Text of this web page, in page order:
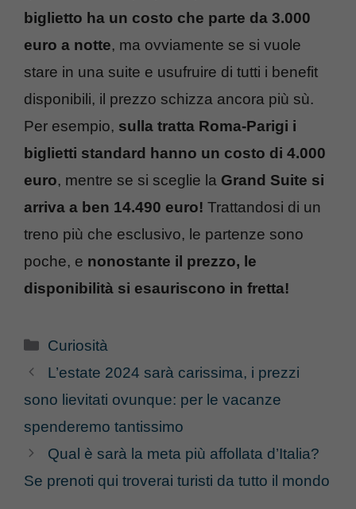
biglietto ha un costo che parte da 3.000
euro a notte, ma ovviamente se si vuole
stare in una suite e usufruire di tutti i benefit
disponibili, il prezzo schizza ancora più sù.
Per esempio, sulla tratta Roma-Parigi i
biglietti standard hanno un costo di 4.000
euro, mentre se si sceglie la Grand Suite si
arriva a ben 14.490 euro! Trattandosi di un
treno più che esclusivo, le partenze sono
poche, e nonostante il prezzo, le
disponibilità si esauriscono in fretta!
Categorie
Curiosità
L’estate 2024 sarà carissima, i prezzi
sono lievitati ovunque: per le vacanze
spenderemo tantissimo
Qual è sarà la meta più affollata d’Italia?
Se prenoti qui troverai turisti da tutto il mondo